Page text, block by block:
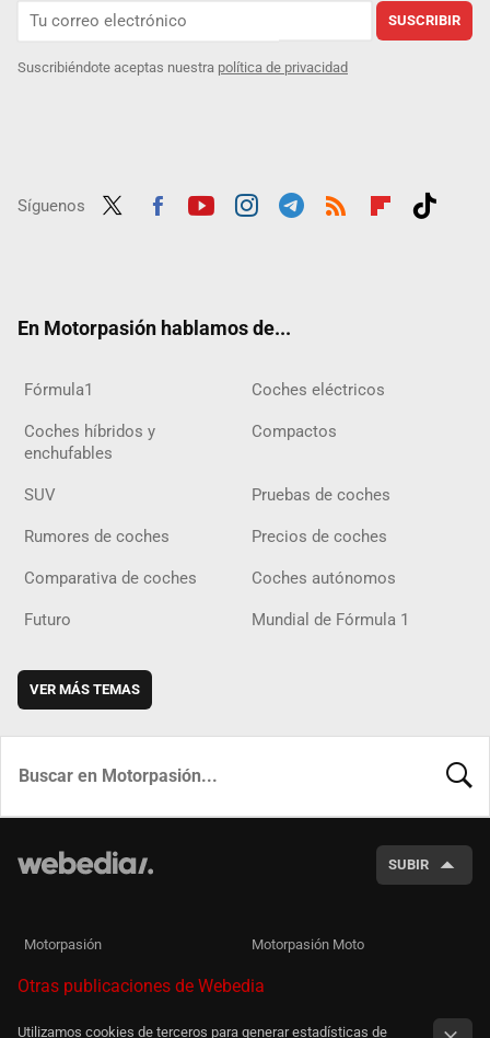
SUSCRIBIR
Suscribiéndote aceptas nuestra política de privacidad
Síguenos
En Motorpasión hablamos de...
Fórmula1 Coches eléctricos
Coches híbridos y
enchufables
Compactos
SUV Pruebas de coches
Rumores de coches Precios de coches
Comparativa de coches Coches autónomos
Futuro Mundial de Fórmula 1
VER MÁS TEMAS
SUBIR
Motorpasión Motorpasión Moto
Otras publicaciones de Webedia
Utilizamos cookies de terceros para generar estadísticas de